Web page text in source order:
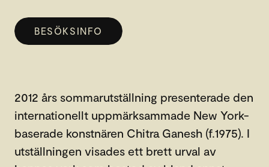
BESÖKSINFO
2012 års sommarutställning presenterade den
internationellt uppmärksammade New York-
baserade konstnären Chitra Ganesh (f.1975). I
utställningen visades ett brett urval av